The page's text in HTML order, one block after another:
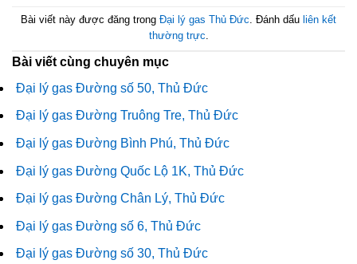
Bài viết này được đăng trong Đại lý gas Thủ Đức. Đánh dấu liên kết
thường trực.
Bài viết cùng chuyên mục
Đại lý gas Đường số 50, Thủ Đức
Đại lý gas Đường Truông Tre, Thủ Đức
Đại lý gas Đường Bình Phú, Thủ Đức
Đại lý gas Đường Quốc Lộ 1K, Thủ Đức
Đại lý gas Đường Chân Lý, Thủ Đức
Đại lý gas Đường số 6, Thủ Đức
Đại lý gas Đường số 30, Thủ Đức